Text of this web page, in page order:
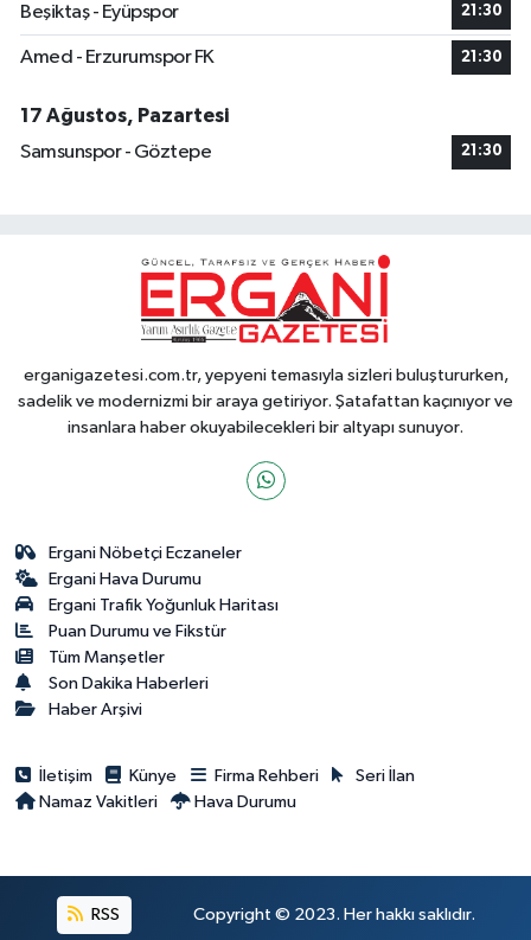
Beşiktaş - Eyüpspor 21:30
Amed - Erzurumspor FK 21:30
17 Ağustos, Pazartesi
Samsunspor - Göztepe
21:30
erganigazetesi.com.tr, yepyeni temasıyla sizleri buluştururken,
sadelik ve modernizmi bir araya getiriyor. Şatafattan kaçınıyor ve
insanlara haber okuyabilecekleri bir altyapı sunuyor.
Ergani Nöbetçi Eczaneler
Ergani Hava Durumu
Ergani Trafik Yoğunluk Haritası
Puan Durumu ve Fikstür
Tüm Manşetler
Son Dakika Haberleri
Haber Arşivi
İletişim Künye Firma Rehberi
Seri İlan
Namaz Vakitleri
Hava Durumu
RSS Copyright © 2023. Her hakkı saklıdır.